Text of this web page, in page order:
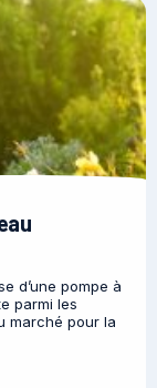
d’une pompe à
parmi les
marché pour la